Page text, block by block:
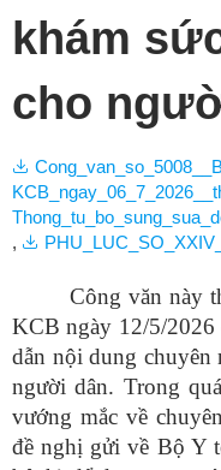
khám
cho
,
Công văn này
KCB ngày 12/5/2026
dẫn nội dung chuyên
người dân. Trong
vướng mắc về
đề nghị gửi về Bộ Y